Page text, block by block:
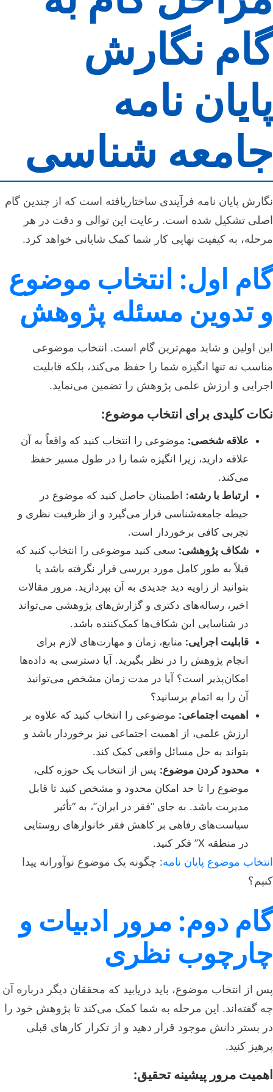
گام نگارش
پایان نامه
جامعه شناسی
نگارش پایان نامه فرآیندی ساختاریافته است که از چندین گام
اصلی تشکیل شده است. رعایت این توالی و دقت در هر
مرحله، به کیفیت نهایی کار شما کمک شایانی خواهد کرد.
گام اول: انتخاب موضوع
و تدوین مسئله پژوهش
این اولین و شاید مهم‌ترین گام است. انتخاب موضوعی
مناسب نه تنها انگیزه شما را حفظ می‌کند، بلکه قابلیت
اجرایی و ارزش علمی پژوهش را تضمین می‌نماید.
نکات کلیدی برای انتخاب موضوع:
علاقه شخصی: موضوعی را انتخاب کنید که واقعاً به آن
علاقه دارید، زیرا انگیزه شما را در طول مسیر حفظ
می‌کند.
ارتباط با رشته: اطمینان حاصل کنید که موضوع در
حیطه جامعه‌شناسی قرار می‌گیرد و از ظرفیت نظری و
تجربی کافی برخوردار است.
شکاف پژوهشی: سعی کنید موضوعی را انتخاب کنید که
قبلاً به طور کامل مورد بررسی قرار نگرفته باشد یا
بتوانید از زاویه دید جدیدی به آن بپردازید. مرور مقالات
اخیر، رساله‌های دکتری و گزارش‌های پژوهشی می‌تواند
در شناسایی این شکاف‌ها کمک‌کننده باشد.
قابلیت اجرایی: منابع، زمان و مهارت‌های لازم برای
انجام پژوهش را در نظر بگیرید. آیا دسترسی به داده‌ها
امکان‌پذیر است؟ آیا در مدت زمان مشخص می‌توانید
آن را به اتمام برسانید؟
اهمیت اجتماعی: موضوعی را انتخاب کنید که علاوه بر
ارزش علمی، از اهمیت اجتماعی نیز برخوردار باشد و
بتواند به حل مسائل واقعی کمک کند.
محدود کردن موضوع: پس از انتخاب یک حوزه کلی،
موضوع را تا حد امکان محدود و مشخص کنید تا قابل
مدیریت باشد. به جای “فقر در ایران”، به “تأثیر
سیاست‌های رفاهی بر کاهش فقر خانوارهای روستایی
در منطقه X” فکر کنید.
انتخاب موضوع پایان نامه: چگونه یک موضوع نوآورانه پیدا
کنیم؟
گام دوم: مرور ادبیات و
چارچوب نظری
پس از انتخاب موضوع، باید دریابید که محققان دیگر درباره آن
چه گفته‌اند. این مرحله به شما کمک می‌کند تا پژوهش خود را
در بستر دانش موجود قرار دهید و از تکرار کارهای قبلی
پرهیز کنید.
اهمیت مرور پیشینه تحقیق: